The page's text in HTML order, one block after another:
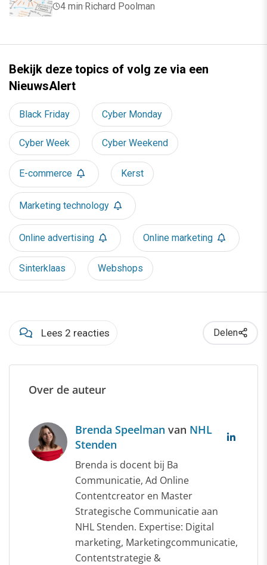
4 min·Richard Poolman
Bekijk deze topics of volg ze via een
NieuwsAlert
Black Friday Cyber Monday
Cyber Week Cyber Weekend
E-commerce Kerst
Marketing technology
Online advertising Online marketing
Sinterklaas Webshops
Lees 2 reacties Delen
Over de auteur
Brenda Speelman van NHL
Stenden
Brenda is docent bij Ba
Communicatie, Ad Online
Contentcreator en Master
Strategische Communicatie aan
NHL Stenden. Expertise: Digital
marketing, Marketingcommunicatie,
Contentstrategie &